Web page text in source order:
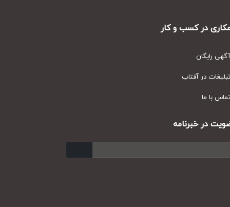
در کسب و کار
رایگان
در آفتاب
با ما
در خبرنامه